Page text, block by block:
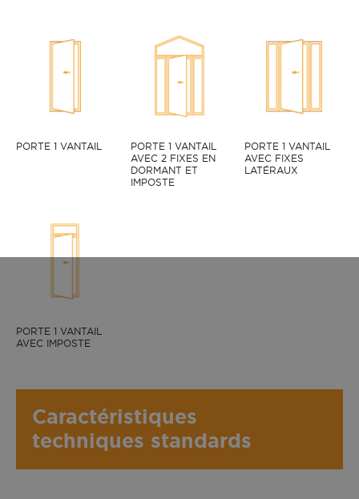
PORTE 1 VANTAIL
PORTE 1 VANTAIL
AVEC 2 FIXES EN
DORMANT ET
IMPOSTE
PORTE 1 VANTAIL
AVEC FIXES
LATÉRAUX
PORTE 1 VANTAIL
AVEC IMPOSTE
Caractéristiques
techniques standards